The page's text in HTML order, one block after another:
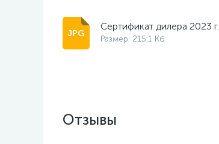
Сертификат дилера 2023 г.
Размер: 215.1 Кб
Отзывы